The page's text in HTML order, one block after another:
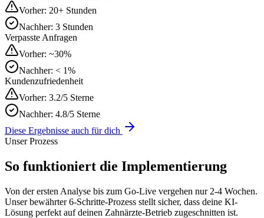
Vorher: 20+ Stunden
Nachher: 3 Stunden
Verpasste Anfragen
Vorher: ~30%
Nachher: < 1%
Kundenzufriedenheit
Vorher: 3.2/5 Sterne
Nachher: 4.8/5 Sterne
Diese Ergebnisse auch für dich
Unser Prozess
So funktioniert die Implementierung
Von der ersten Analyse bis zum Go-Live vergehen nur 2-4 Wochen.
Unser bewährter 6-Schritte-Prozess stellt sicher, dass deine KI-
Lösung perfekt auf deinen Zahnärzte-Betrieb zugeschnitten ist.